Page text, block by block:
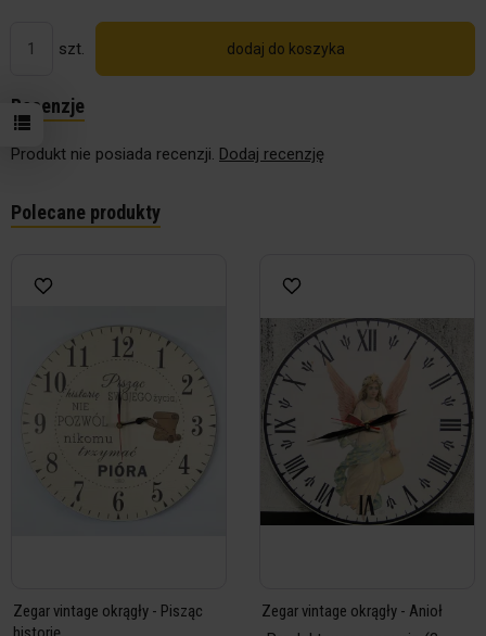
szt. dodaj do koszyka
Recenzje
Produkt nie posiada recenzji. Dodaj recenzję
Polecane produkty
Zegar vintage okrągły - Pisząc
Zegar vintage okrągły - Anioł